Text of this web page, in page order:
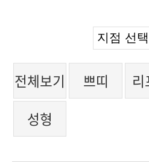
전체보기 쁘띠 리
성형